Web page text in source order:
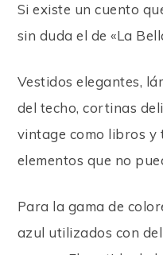
Si existe un cuento
sin duda el de «La
Vestidos elegantes,
del techo, cortinas
vintage como libros y
elementos que no
Para la gama de
azul utilizados con